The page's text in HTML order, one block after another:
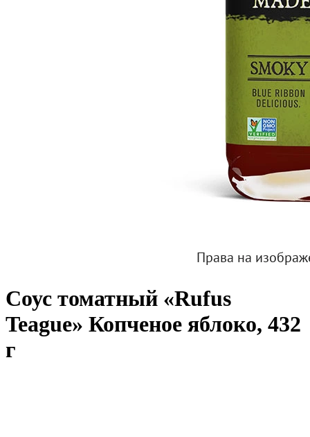
Соус томатный «Rufus
Teague» Копченое яблоко, 432
г